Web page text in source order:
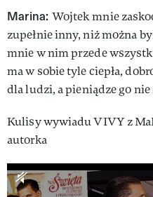
Marina: Wojtek mnie
zupełnie inny, niż można
mnie w nim przede
ma w sobie tyle ciepła,
dla ludzi, a pieniądze go nie
Kulisy wywiadu VIVY z
autorka